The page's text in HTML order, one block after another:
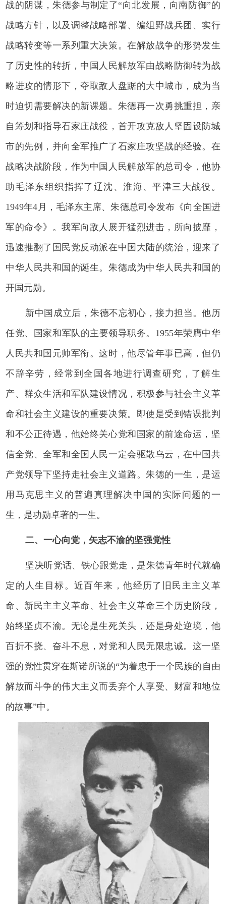
战的阴谋，朱德参与制定了“向北发展，向南防御”的
战略方针，以及调整战略部署、编组野战兵团、实行
战略转变等一系列重大决策。在解放战争的形势发生
了历史性的转折，中国人民解放军由战略防御转为战
略进攻的情形下，夺取敌人盘踞的大中城市，成为当
时迫切需要解决的新课题。朱德再一次勇挑重担，亲
自筹划和指导石家庄战役，首开攻克敌人坚固设防城
市的先例，并向全军推广了石家庄攻坚战的经验。在
战略决战阶段，作为中国人民解放军的总司令，他协
助毛泽东组织指挥了辽沈、淮海、平津三大战役。
1949年4月，毛泽东主席、朱德总司令发布《向全国进
军的命令》。我军向敌人展开猛烈进击，所向披靡，
迅速推翻了国民党反动派在中国大陆的统治，迎来了
中华人民共和国的诞生。朱德成为中华人民共和国的
开国元勋。
新中国成立后，朱德不忘初心，接力担当。他历
任党、国家和军队的主要领导职务。1955年荣膺中华
人民共和国元帅军衔。这时，他尽管年事已高，但仍
不辞辛劳，经常到全国各地进行调查研究，了解生
产、群众生活和军队建设情况，积极参与社会主义革
命和社会主义建设的重要决策。即使是受到错误批判
和不公正待遇，他始终关心党和国家的前途命运，坚
信全党、全军和全国人民一定会驱散乌云，在中国共
产党领导下坚持走社会主义道路。朱德的一生，是运
用马克思主义的普遍真理解决中国的实际问题的一
生，是功勋卓著的一生。
二、一心向党，矢志不渝的坚强党性
坚决听党话、铁心跟党走，是朱德青年时代就确
定的人生目标。近百年来，他经历了旧民主主义革
命、新民主主义革命、社会主义革命三个历史阶段，
始终坚贞不渝。无论是生死关头，还是身处逆境，他
百折不挠、奋斗不息，对党和人民无限忠诚。这一坚
强的党性贯穿在斯诺所说的“为着忠于一个民族的自由
解放而斗争的伟大主义而丢弃个人享受、财富和地位
的故事”中。